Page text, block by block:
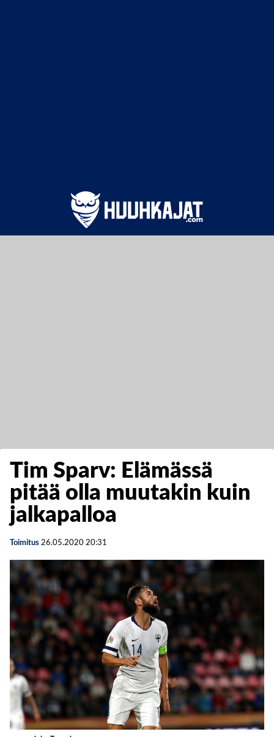
Tim Sparv: Elämässä
pitää olla muutakin kuin
jalkapalloa
Toimitus 26.05.2020 20:31